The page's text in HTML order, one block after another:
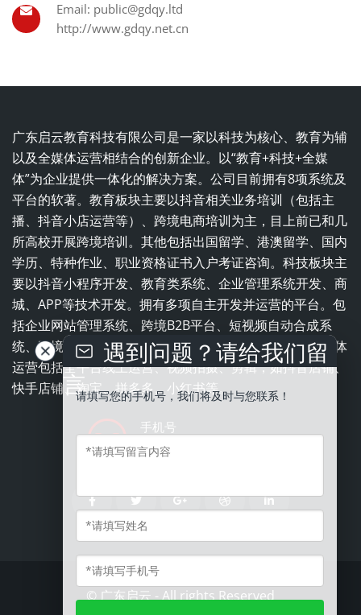
Email: public@gdqy.ltd
http://www.gdqy.net.cn
广东启云教育科技有限公司是一家以科技为核心、教育为辅
以及全媒体运营相结合的创新企业。以“教育+科技+全媒
体”为企业提供一体化的解决方案。公司目前拥有8项系统及
平台的软著。教育板块主要以抖音相关业务培训（包括主
播、抖音小店运营等）、跨境电商培训为主，目上前已和几
所高校开展跨境培训。其他包括出国留学、港澳留学、国内
学历、特种作业、职业资格证书入户考证咨询。科技板块主
要以抖音小程序开发、教育类系统、企业管理系统开发、商
城、APP等技术开发。拥有多项自主开发并运营的平台。包
括企业网站管理系统、跨境B2B平台、短视频自动合成系
统、跨境电商平台、职业培训学校一体化管理系统。全媒体
运营包括全平台线上运营、视频拍摄、剪辑，如抖音店铺、
快手店铺、淘宝、拼多多、小红书等。
手机号
13543837996
©广东启云- All rights Reserved
遇到问题？请给我们留
言请填写您的手机号，我们将及时与您联系！